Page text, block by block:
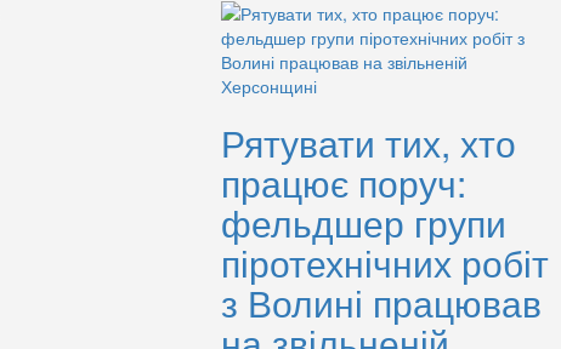
Рятувати тих, хто
працює поруч:
фельдшер групи
піротехнічних робіт
з Волині працював